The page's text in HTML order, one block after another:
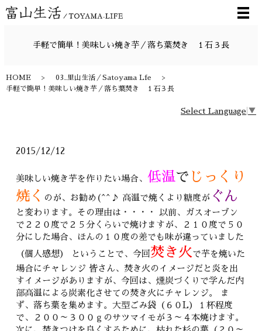
メ
手軽で簡単！美味しい焼き芋／落ち葉焚き １石３長
HOME
03_里山生活／Satoyama Lfe
手軽で簡単！美味しい焼き芋／落ち葉焚き １石３長
Select Language ▼
2015/12/12
美味しい焼き芋を作りたい場合、低温で じっくり
焼く
のが、お勧め(^^♪ 高温で焼くより糖度が ぐん
と変わります。その理由は・・・・ 以前、ガスオーブン
で２２０度で２５分くらいで焼けますが、２１０度で５０
分にした場合、ほんの１０度の差でも味が違っていました
（個人感想） ということで、今回焚き火 で芋を焼いた
場合にチャレンジ 皆さん、焚き火のイメージだと炎を出
すイメージがありますが、今回は、燻炭づくりで学んだ内
部高温による炭素化させての焚き火にチャレンジ。 ま
ず、落ち葉を集めます。大型ごみ袋（６０L）１杯程度
で、２００～３００ｇのサツマイモが３～４本焼けます。